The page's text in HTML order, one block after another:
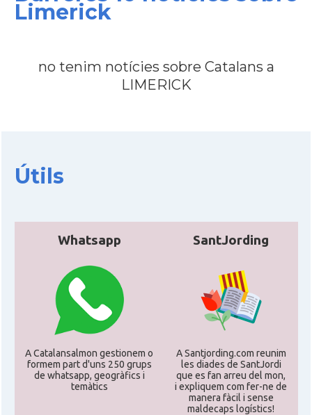
Limerick
no tenim notícies sobre Catalans a
LIMERICK
Útils
Whatsapp
A Catalansalmon gestionem o
formem part d'uns 250 grups
de whatsapp, geogràfics i
temàtics
SantJording
A Santjording.com reunim
les diades de SantJordi
que es fan arreu del mon,
i expliquem com fer-ne de
manera fàcil i sense
maldecaps logí­stics!